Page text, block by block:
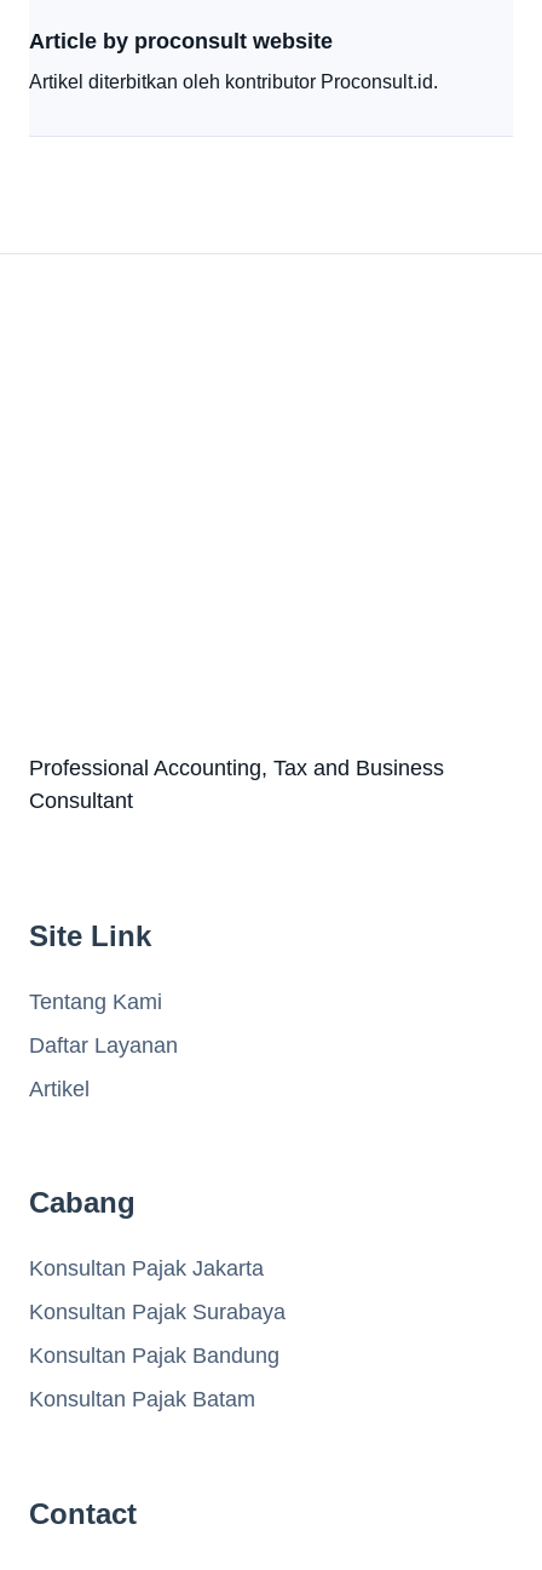
Article by proconsult website
Artikel diterbitkan oleh kontributor Proconsult.id.
Professional Accounting, Tax and Business
Consultant
Site Link
Tentang Kami
Daftar Layanan
Artikel
Cabang
Konsultan Pajak Jakarta
Konsultan Pajak Surabaya
Konsultan Pajak Bandung
Konsultan Pajak Batam
Contact